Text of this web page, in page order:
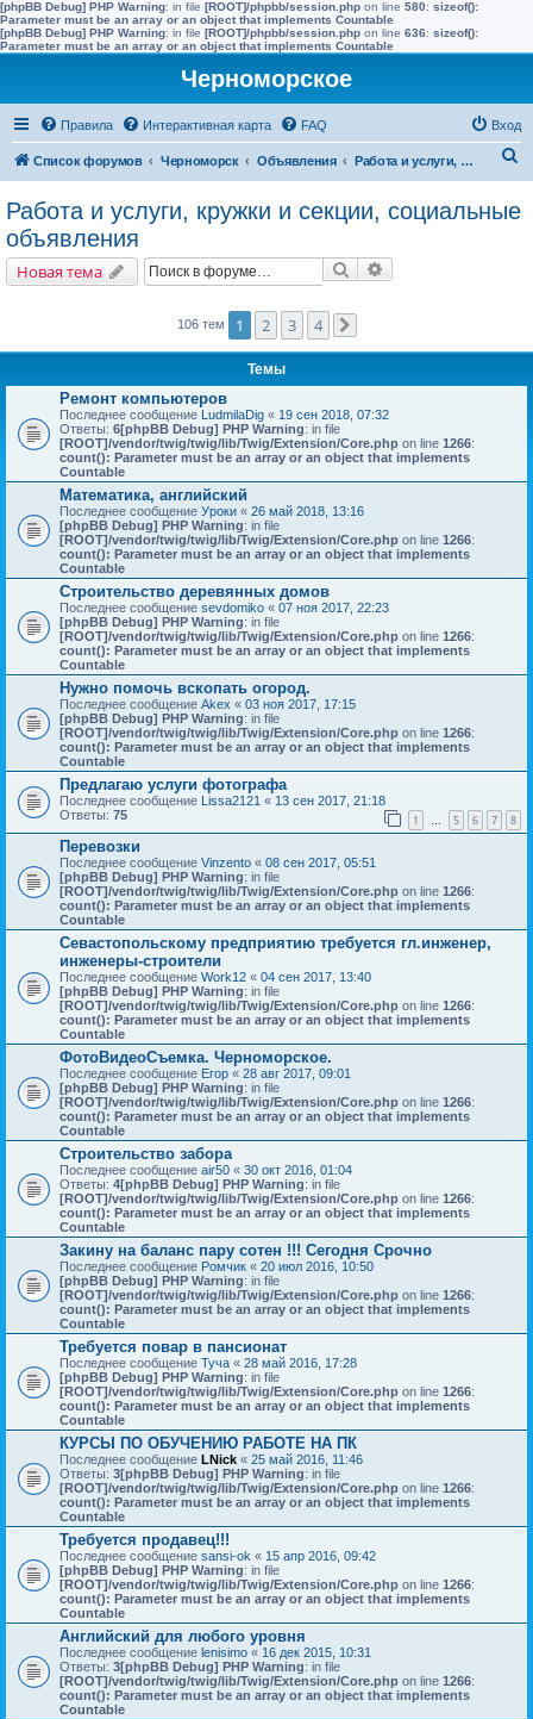
[phpBB Debug] PHP Warning: in file [ROOT]/phpbb/session.php on line 580: sizeof():
Parameter must be an array or an object that implements Countable
[phpBB Debug] PHP Warning: in file [ROOT]/phpbb/session.php on line 636: sizeof():
Parameter must be an array or an object that implements Countable
Черноморское
Правила Интерактивная карта FAQ Вход
Список форумов Черноморск Объявления Работа и услуги, кружки и секции, социальные объявления
и
Работа и услуги, кружки и секции, социальные
объявления
Новая тема Поиск
106 тем 1 2 3 4
Темы
Ремонт компьютеров
Последнее сообщение LudmilaDig « 19 сен 2018, 07:32
Ответы: 6[phpBB Debug] PHP Warning: in file
[ROOT]/vendor/twig/twig/lib/Twig/Extension/Core.php on line 1266:
count(): Parameter must be an array or an object that implements
Countable
Математика, английский
Последнее сообщение Уроки « 26 май 2018, 13:16
[phpBB Debug] PHP Warning: in file
[ROOT]/vendor/twig/twig/lib/Twig/Extension/Core.php on line 1266:
count(): Parameter must be an array or an object that implements
Countable
Строительство деревянных домов
Последнее сообщение sevdomiko « 07 ноя 2017, 22:23
[phpBB Debug] PHP Warning: in file
[ROOT]/vendor/twig/twig/lib/Twig/Extension/Core.php on line 1266:
count(): Parameter must be an array or an object that implements
Countable
Нужно помочь вскопать огород.
Последнее сообщение Akex « 03 ноя 2017, 17:15
[phpBB Debug] PHP Warning: in file
[ROOT]/vendor/twig/twig/lib/Twig/Extension/Core.php on line 1266:
count(): Parameter must be an array or an object that implements
Countable
Предлагаю услуги фотографа
Последнее сообщение Lissa2121 « 13 сен 2017, 21:18
Ответы: 75 1 … 5 6 7 8
Перевозки
Последнее сообщение Vinzento « 08 сен 2017, 05:51
[phpBB Debug] PHP Warning: in file
[ROOT]/vendor/twig/twig/lib/Twig/Extension/Core.php on line 1266:
count(): Parameter must be an array or an object that implements
Countable
Севастопольскому предприятию требуется гл.инженер,
инженеры-строители
Последнее сообщение Work12 « 04 сен 2017, 13:40
[phpBB Debug] PHP Warning: in file
[ROOT]/vendor/twig/twig/lib/Twig/Extension/Core.php on line 1266:
count(): Parameter must be an array or an object that implements
Countable
ФотоВидеоСъемка. Черноморское.
Последнее сообщение Егор « 28 авг 2017, 09:01
[phpBB Debug] PHP Warning: in file
[ROOT]/vendor/twig/twig/lib/Twig/Extension/Core.php on line 1266:
count(): Parameter must be an array or an object that implements
Countable
Строительство забора
Последнее сообщение air50 « 30 окт 2016, 01:04
Ответы: 4[phpBB Debug] PHP Warning: in file
[ROOT]/vendor/twig/twig/lib/Twig/Extension/Core.php on line 1266:
count(): Parameter must be an array or an object that implements
Countable
Закину на баланс пару сотен !!! Сегодня Срочно
Последнее сообщение Ромчик « 20 июл 2016, 10:50
[phpBB Debug] PHP Warning: in file
[ROOT]/vendor/twig/twig/lib/Twig/Extension/Core.php on line 1266:
count(): Parameter must be an array or an object that implements
Countable
Требуется повар в пансионат
Последнее сообщение Туча « 28 май 2016, 17:28
[phpBB Debug] PHP Warning: in file
[ROOT]/vendor/twig/twig/lib/Twig/Extension/Core.php on line 1266:
count(): Parameter must be an array or an object that implements
Countable
КУРСЫ ПО ОБУЧЕНИЮ РАБОТЕ НА ПК
Последнее сообщение LNick « 25 май 2016, 11:46
Ответы: 3[phpBB Debug] PHP Warning: in file
[ROOT]/vendor/twig/twig/lib/Twig/Extension/Core.php on line 1266:
count(): Parameter must be an array or an object that implements
Countable
Требуется продавец!!!
Последнее сообщение sansi-ok « 15 апр 2016, 09:42
[phpBB Debug] PHP Warning: in file
[ROOT]/vendor/twig/twig/lib/Twig/Extension/Core.php on line 1266:
count(): Parameter must be an array or an object that implements
Countable
Английский для любого уровня
Последнее сообщение lenisimo « 16 дек 2015, 10:31
Ответы: 3[phpBB Debug] PHP Warning: in file
[ROOT]/vendor/twig/twig/lib/Twig/Extension/Core.php on line 1266:
count(): Parameter must be an array or an object that implements
Countable